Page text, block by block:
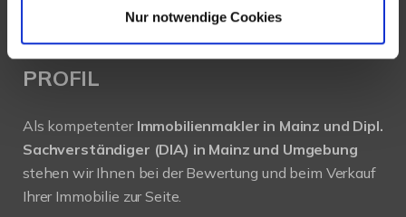
Nur notwendige Cookies
Internet: www.immobilien-koehler.de
PROFIL
Als kompetenter Immobilienmakler in Mainz und Dipl.
Sachverständiger (DIA) in Mainz und Umgebung
stehen wir Ihnen bei der Bewertung und beim Verkauf
Ihrer Immobilie zur Seite.